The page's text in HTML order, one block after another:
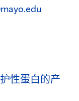
性蛋白的产